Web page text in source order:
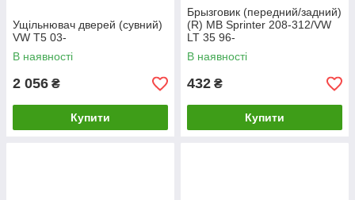
Ущільнювач дверей (сувний)
VW T5 03-
В наявності
2 056 ₴
Купити
Брызговик (передний/задний)
(R) MB Sprinter 208-312/VW
LT 35 96-
В наявності
432 ₴
Купити